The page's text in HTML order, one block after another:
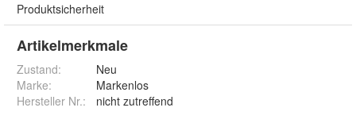
Produktsicherheit
Artikelmerkmale
Zustand:
Neu
Marke:
Markenlos
Hersteller Nr.:
nicht zutreffend